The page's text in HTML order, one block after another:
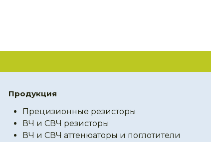
Продукция
Прецизионные резисторы
ВЧ и СВЧ резисторы
ВЧ и СВЧ аттенюаторы и поглотители